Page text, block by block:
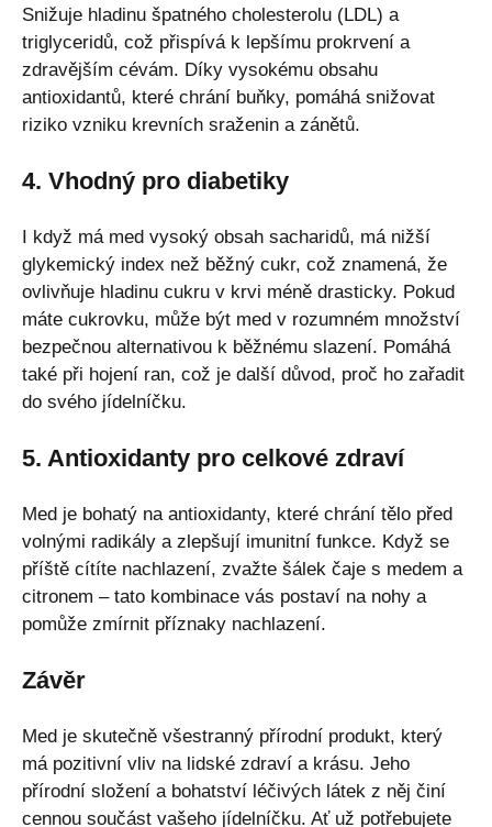
Snižuje hladinu špatného cholesterolu (LDL) a
triglyceridů, což přispívá k lepšímu prokrvení a
zdravějším cévám. Díky vysokému obsahu
antioxidantů, které chrání buňky, pomáhá snižovat
riziko vzniku krevních sraženin a zánětů.
4. Vhodný pro diabetiky
I když má med vysoký obsah sacharidů, má nižší
glykemický index než běžný cukr, což znamená, že
ovlivňuje hladinu cukru v krvi méně drasticky. Pokud
máte cukrovku, může být med v rozumném množství
bezpečnou alternativou k běžnému slazení. Pomáhá
také při hojení ran, což je další důvod, proč ho zařadit
do svého jídelníčku.
5. Antioxidanty pro celkové zdraví
Med je bohatý na antioxidanty, které chrání tělo před
volnými radikály a zlepšují imunitní funkce. Když se
příště cítíte nachlazení, zvažte šálek čaje s medem a
citronem – tato kombinace vás postaví na nohy a
pomůže zmírnit příznaky nachlazení.
Závěr
Med je skutečně všestranný přírodní produkt, který
má pozitivní vliv na lidské zdraví a krásu. Jeho
přírodní složení a bohatství léčivých látek z něj činí
cennou součást vašeho jídelníčku. Ať už potřebujete